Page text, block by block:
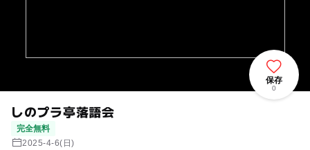
しのプラ亭落語会
完全無料
2025-4-6(日)
保存
0